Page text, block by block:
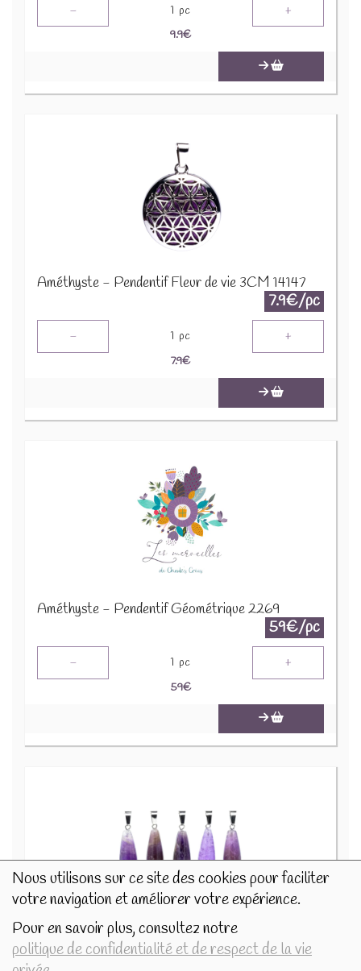
Nous utilisons sur ce site des cookies pour faciliter
votre navigation et améliorer votre expérience.
Pour en savoir plus, consultez notre
politique de confidentialité et de respect de la vie
- 1 pc +
9.9€
Améthyste - Pendentif Fleur de vie 3CM 14147
7.9€/pc
- 1 pc +
7.9€
Améthyste - Pendentif Géométrique 2269
59€/pc
- 1 pc +
59€
Améthyste - Pendentif Goutte 2.5CM 13144
9.9€/pc